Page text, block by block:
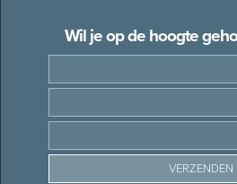
Wil je op de hoogte